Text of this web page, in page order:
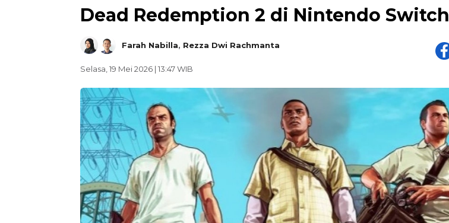
Dead Redemption 2 di Nintendo Switch
Farah Nabilla, Rezza Dwi Rachmanta
Selasa, 19 Mei 2026 | 13:47 WIB